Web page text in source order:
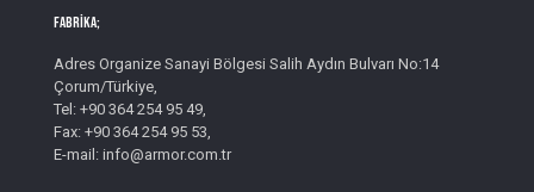
Fabrika;
Adres Organize Sanayi Bölgesi Salih Aydın Bulvarı No:14
Çorum/Türkiye,
Tel: +90 364 254 95 49,
Fax: +90 364 254 95 53,
E-mail: info@armor.com.tr